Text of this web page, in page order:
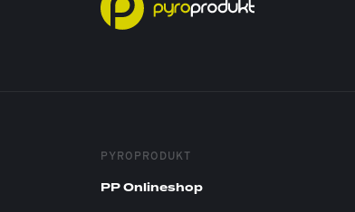
PYROPRODUKT
PP Onlineshop